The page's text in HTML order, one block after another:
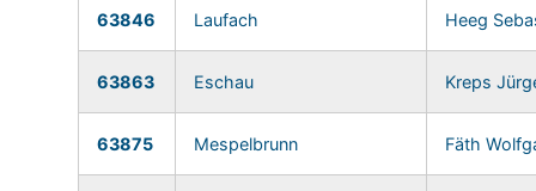
63846 Laufach Heeg
63863 Eschau Kreps
63875 Mespelbrunn Fäth